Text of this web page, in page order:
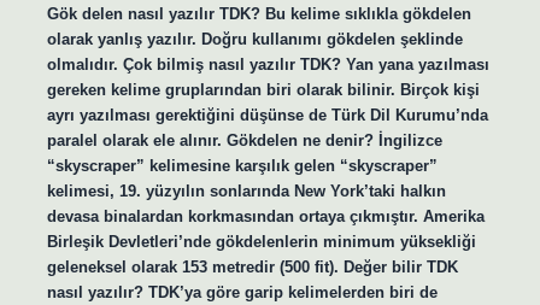
Gök delen nasıl yazılır TDK? Bu kelime sıklıkla gökdelen
olarak yanlış yazılır. Doğru kullanımı gökdelen şeklinde
olmalıdır. Çok bilmiş nasıl yazılır TDK? Yan yana yazılması
gereken kelime gruplarından biri olarak bilinir. Birçok kişi
ayrı yazılması gerektiğini düşünse de Türk Dil Kurumu’nda
paralel olarak ele alınır. Gökdelen ne denir? İngilizce
“skyscraper” kelimesine karşılık gelen “skyscraper”
kelimesi, 19. yüzyılın sonlarında New York’taki halkın
devasa binalardan korkmasından ortaya çıkmıştır. Amerika
Birleşik Devletleri’nde gökdelenlerin minimum yüksekliği
geleneksel olarak 153 metredir (500 fit). Değer bilir TDK
nasıl yazılır? TDK’ya göre garip kelimelerden biri de